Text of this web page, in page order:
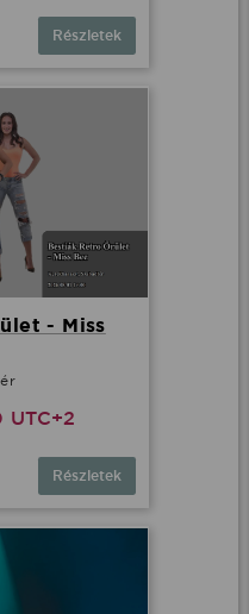
Részletek
- Miss
Részletek